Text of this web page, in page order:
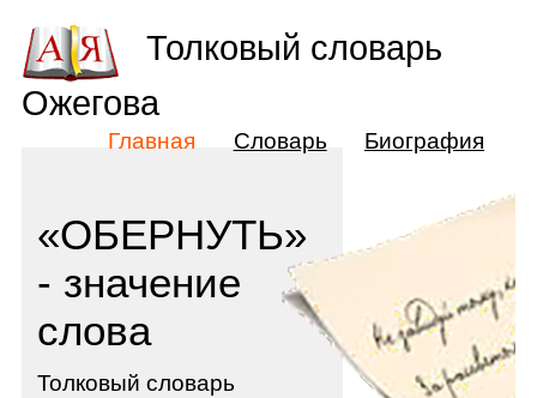
«ОБЕРНУТЬ»
- значение
слова
Толковый словарь
Толковый словарь
Ожегова
Главная Словарь Биография